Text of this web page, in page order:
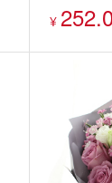
梗，搭配
¥